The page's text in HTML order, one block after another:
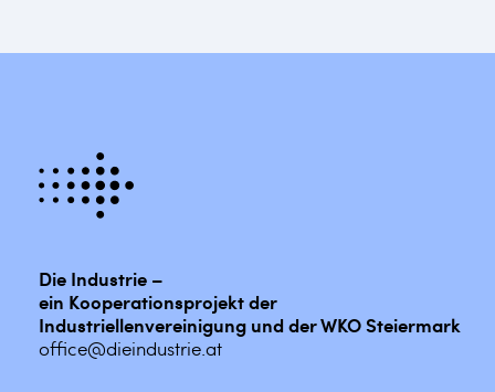
Die Industrie –
ein Kooperationsprojekt der
Industriellenvereinigung und der WKO Steiermark
office@dieindustrie.at